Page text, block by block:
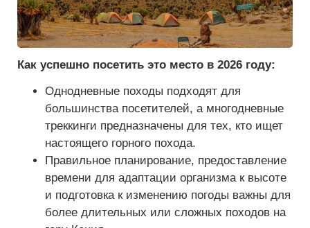
Как успешно посетить это место в 2026 году:
Однодневные походы подходят для
большинства посетителей, а многодневные
треккинги предназначены для тех, кто ищет
настоящего горного похода.
Правильное планирование, предоставление
времени для адаптации организма к высоте
и подготовка к изменению погоды важны для
более длительных или сложных походов на